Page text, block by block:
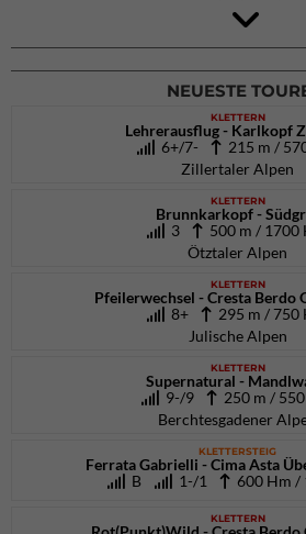
4Blocs KIDS 2026
DAV Kletter- & Boulderzentrum
26.09.2026
NEUESTE
KLETTERN
Lehrerausflug - Karlkopf
6+/7-
215 m /
Zillertaler Alpen
KLETTERN
Brunnkarkopf -
3
500 m / 1700
Ötztaler Alpen
KLETTERN
Pfeilerwechsel - Cresta Berdo
8+
295 m / 750
Julische Alpen
KLETTERN
Supernatural -
9-/9
250 m /
Berchtesgadener
KLETTERSTEIG
Ferrata Gabrielli - Cima Asta
B
1-/1 600 Hm /
KLETTERN